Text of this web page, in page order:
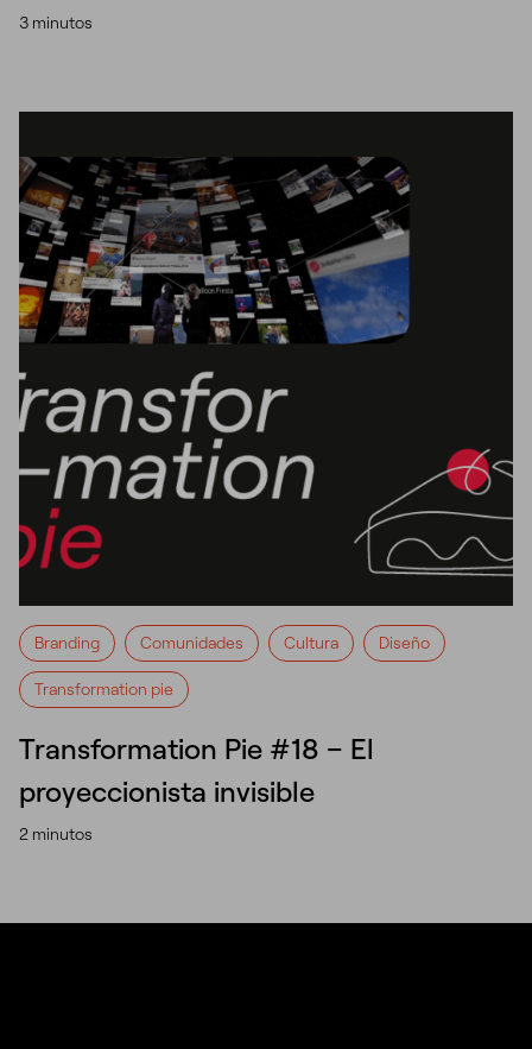
3 minutos
Branding Comunidades Cultura Diseño
Transformation pie
Transformation Pie #18 – El
proyeccionista invisible
2 minutos